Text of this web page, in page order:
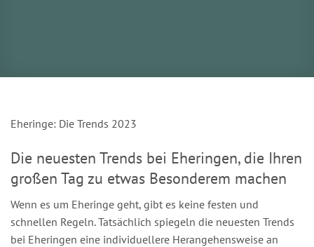
Eheringe: Die Trends 2023
Die neuesten Trends bei Eheringen, die Ihren
großen Tag zu etwas Besonderem machen
Wenn es um Eheringe geht, gibt es keine festen und
schnellen Regeln. Tatsächlich spiegeln die neuesten Trends
bei Eheringen eine individuellere Herangehensweise an